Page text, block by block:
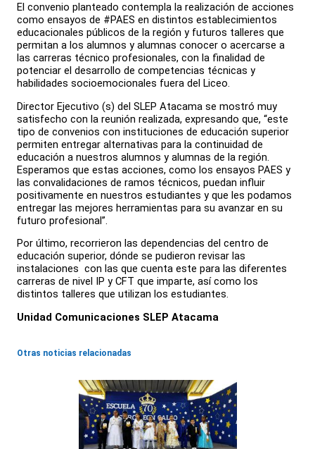
El convenio planteado contempla la realización de acciones
como ensayos de #PAES en distintos establecimientos
educacionales públicos de la región y futuros talleres que
permitan a los alumnos y alumnas conocer o acercarse a
las carreras técnico profesionales, con la finalidad de
potenciar el desarrollo de competencias técnicas y
habilidades socioemocionales fuera del Liceo.
Director Ejecutivo (s) del SLEP Atacama se mostró muy
satisfecho con la reunión realizada, expresando que, “este
tipo de convenios con instituciones de educación superior
permiten entregar alternativas para la continuidad de
educación a nuestros alumnos y alumnas de la región.
Esperamos que estas acciones, como los ensayos PAES y
las convalidaciones de ramos técnicos, puedan influir
positivamente en nuestros estudiantes y que les podamos
entregar las mejores herramientas para su avanzar en su
futuro profesional”.
Por último, recorrieron las dependencias del centro de
educación superior, dónde se pudieron revisar las
instalaciones con las que cuenta este para las diferentes
carreras de nivel IP y CFT que imparte, así como los
distintos talleres que utilizan los estudiantes.
Unidad Comunicaciones SLEP Atacama
Otras noticias relacionadas